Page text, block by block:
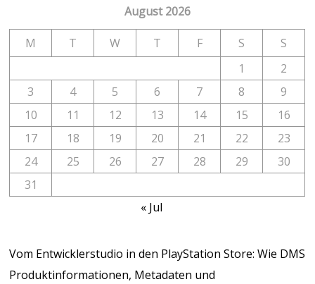
August 2026
M T W T F S
S
1
2
3
4 5 6 7 8
9
10
11 12 13 14 15
16
17
18 19 20 21 22
23
24
25 26 27 28 29
30
31
« Jul
Vom Entwicklerstudio in den PlayStation Store: Wie DMS
Produktinformationen, Metadaten und